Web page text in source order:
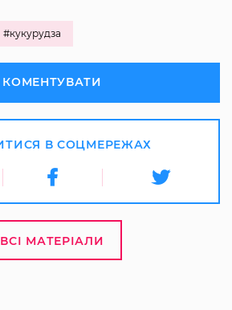
#кукурудза
КОМЕНТУВАТИ
В СОЦМЕРЕЖАХ
ВСІ МАТЕРІАЛИ